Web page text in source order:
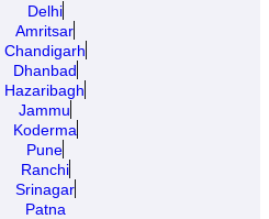
Delhi
Amritsar
Chandigarh
Dhanbad
Hazaribagh
Jammu
Koderma
Pune
Ranchi
Srinagar
Patna